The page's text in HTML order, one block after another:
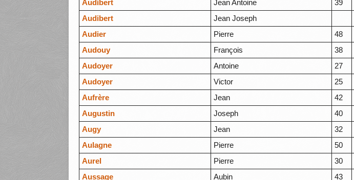
Audibert
Jean Antoine 39
Audibert
Jean Joseph
Audier
Pierre 48
Audouy
François 38
Audoyer
Antoine 27
Audoyer
Victor 25
Aufrère
Jean 42
Augustin
Joseph 40
Augy
Jean 32
Aulagne
Pierre 50
Aurel
Pierre 30
Aussage
Aubin 43